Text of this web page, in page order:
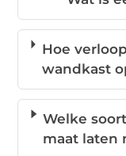
Hoe
wandkast
Welke
maat laten